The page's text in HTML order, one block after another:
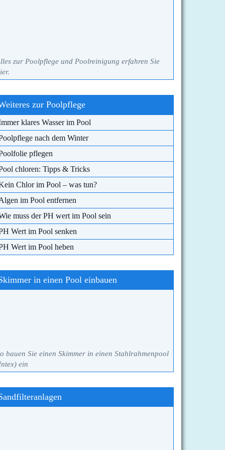
zur Poolpflege und Poolreinigung erfahren Sie
zur Poolpflege
klares Wasser im Pool
nach dem Winter
pflegen
chloren: Tipps & Tricks
Chlor im Pool – was tun?
im Pool entfernen
muss der PH wert im Pool sein
Wert im Pool senken
Wert im Pool heben
in einen Pool einbauen
bauen Sie einen Skimmer in einen Stahlrahmenpool
ein